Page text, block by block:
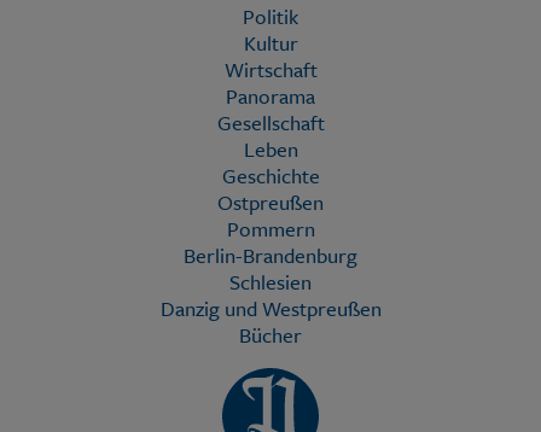
Politik
Kultur
Wirtschaft
Panorama
Gesellschaft
Leben
Geschichte
Ostpreußen
Pommern
Berlin-Brandenburg
Schlesien
Danzig und Westpreußen
Bücher